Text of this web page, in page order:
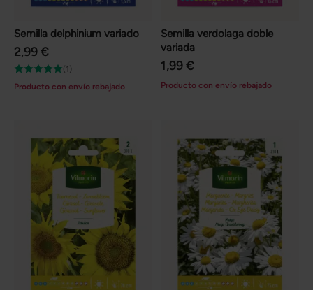
Semilla delphinium variado
2,99 €
(1)
Producto con envío rebajado
Semilla verdolaga doble
variada
1,99 €
Producto con envío rebajado